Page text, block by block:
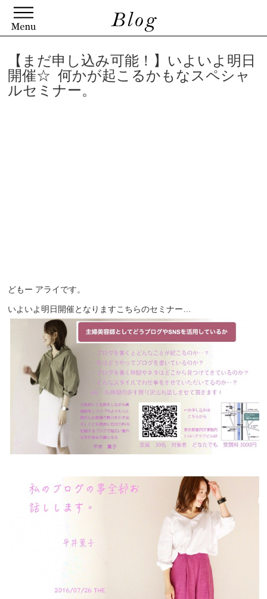
【まだ申し込み可能！】いよいよ明日
開催☆ 何かが起こるかもなスペシャ
ルセミナー。
どもー アライです。
いよいよ明日開催となりますこちらのセミナー…